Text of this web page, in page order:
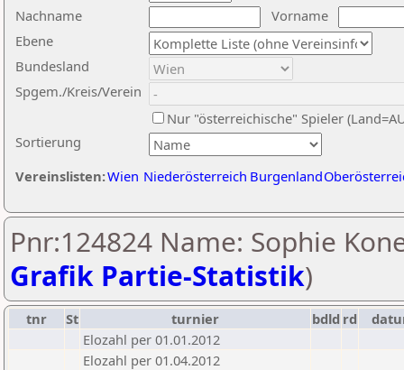
Nachname
Vorname
Ebene
Sortierung
Bundesland
Spgem./Kreis/Verein
Nur "österreichische" Spieler
Vereinslisten:Wien Niederösterreich Burgenland
Pnr:124824 Name: Sophie
Grafik Partie-Statistik)
tnr St turnier bdld rd
Elozahl per 01.01.2012
Elozahl per 01.04.2012